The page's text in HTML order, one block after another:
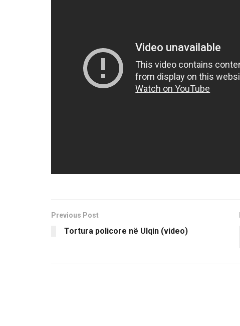
Previous Post
Tortura policore në Ulqin (video)